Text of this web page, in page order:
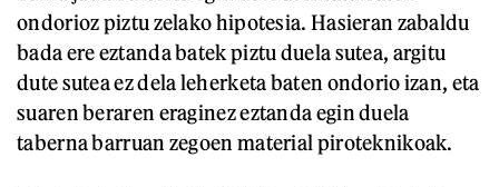
ondorioz piztu zelako hipotesia. Hasieran zabaldu
bada ere eztanda batek piztu duela sutea, argitu
dute sutea ez dela leherketa baten ondorio izan, eta
suaren beraren eraginez eztanda egin duela
taberna barruan zegoen material piroteknikoak.